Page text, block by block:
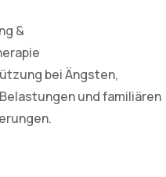
&
bei Ängsten,
und familiären